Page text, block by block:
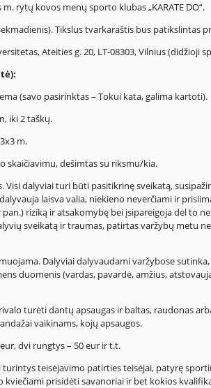
m. rytų kovos menų sporto klubas „KARATE DO“.
Tikslus tvarkaraštis bus patikslintas
Ateities g. 20, LT-08303, Vilnius (didžioji
(savo pasirinktas – Tokui kata, galima kartoti).
iki 2 taškų.
m.
skaičiavimu, dešimtas su riksmu/kia.
Visi dalyviai turi būti pasitikrinę sveikatą,
laisva valia, niekieno neverčiami ir
riziką ir atsakomybę bei įsipareigoja dėl to
sveikatą ir traumas, patirtas varžybų metu
Dalyviai dalyvaudami varžybose
duomenis (vardas, pavardė, amžius,
turėti dantų apsaugas ir baltas, raudonas
vaikinams, kojų apsaugos.
dvi rungtys – 50 eur ir t.t.
teisėjavimo patirties teisėjai, patyrę
prisidėti savanoriai ir bet kokios